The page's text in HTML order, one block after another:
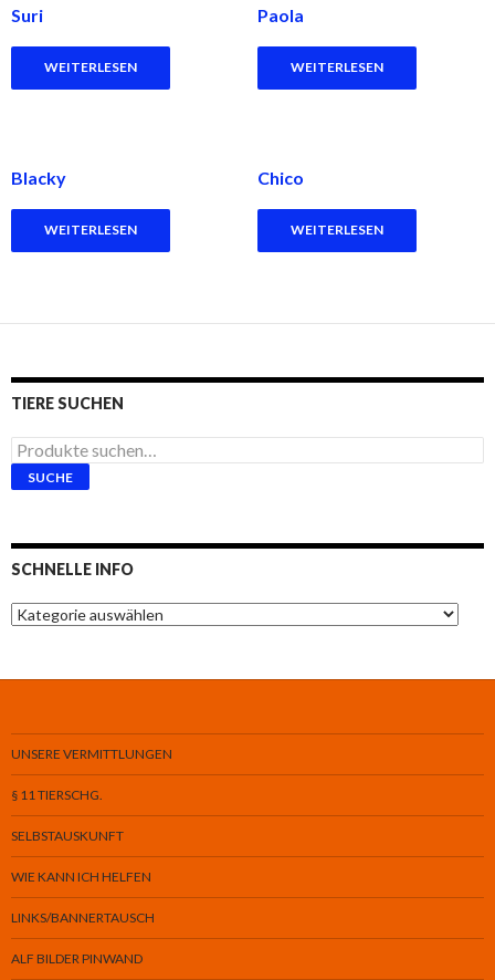
Suri
WEITERLESEN
Paola
WEITERLESEN
Blacky
WEITERLESEN
Chico
WEITERLESEN
TIERE SUCHEN
Suche
nach:
SUCHE
SCHNELLE INFO
Schnelle
Info
UNSERE VERMITTLUNGEN
§ 11 TIERSCHG.
SELBSTAUSKUNFT
WIE KANN ICH HELFEN
LINKS/BANNERTAUSCH
ALF BILDER PINWAND